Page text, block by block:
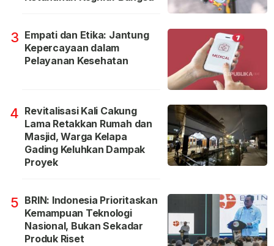
3 Empati dan Etika: Jantung
Kepercayaan dalam
Pelayanan Kesehatan
4 Revitalisasi Kali Cakung
Lama Retakkan Rumah dan
Masjid, Warga Kelapa
Gading Keluhkan Dampak
Proyek
5 BRIN: Indonesia Prioritaskan
Kemampuan Teknologi
Nasional, Bukan Sekadar
Produk Riset